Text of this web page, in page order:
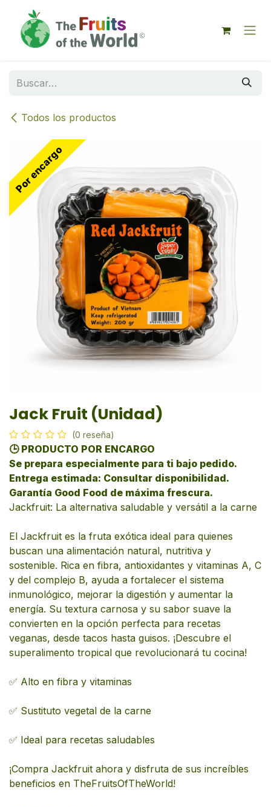
Todos los productos
Por encargo
Jack Fruit (Unidad)
(0 reseña)
🕒 PRODUCTO POR ENCARGO
Se prepara especialmente para ti bajo pedido.
Entrega estimada: Consultar disponibilidad.
Garantía Good Food de máxima frescura.
Jackfruit: La alternativa saludable y versátil a la carne
El Jackfruit es la fruta exótica ideal para quienes
buscan una alimentación natural, nutritiva y
sostenible. Rica en fibra, antioxidantes y vitaminas A, C
y del complejo B, ayuda a fortalecer el sistema
inmunológico, mejorar la digestión y aumentar la
energía. Su textura carnosa y su sabor suave la
convierten en la opción perfecta para recetas
veganas, desde tacos hasta guisos. ¡Descubre el
superalimento tropical que revolucionará tu cocina!
✅ Alto en fibra y vitaminas
✅ Sustituto vegetal de la carne
✅ Ideal para recetas saludables
¡Compra Jackfruit ahora y disfruta de sus increíbles
beneficios en TheFruitsOfTheWorld!